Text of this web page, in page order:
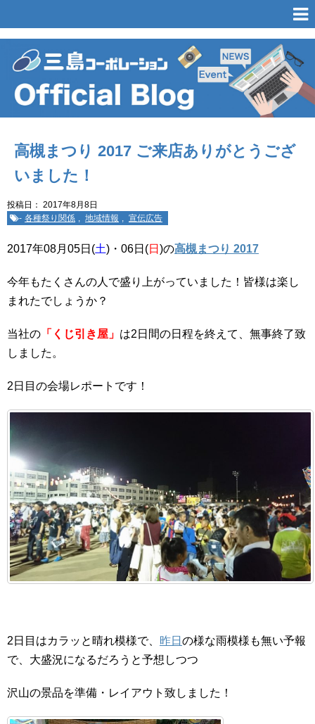
高槻まつり 2017 ご来店ありがとうござ
いました！
投稿日： 2017年8月8日
- 各種祭り関係 地域情報 宣伝広告
2017年08月05日(土)・06日(日 )の高槻まつり 2017
今年もたくさんの人で盛り上がっていました！皆様は楽し
まれたでしょうか？
当社の 「くじ引き屋」 は2日間の日程を終えて、無事終了致
しました。
2日目の会場レポートです！
2日目はカラッと晴れ模様で、 昨日 の様な雨模様も無い予報
で、大盛況になるだろうと予想しつつ
沢山の景品を準備・レイアウト致しました！